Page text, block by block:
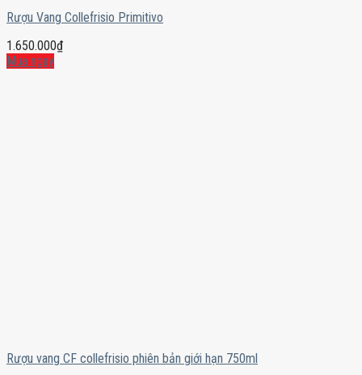
Rượu Vang Collefrisio Primitivo
1.650.000₫
Mua ngay
Rượu vang CF collefrisio phiên bản giới hạn 750ml